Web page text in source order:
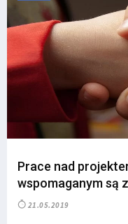
Prace nad
wspomaganym są
21.05.2019